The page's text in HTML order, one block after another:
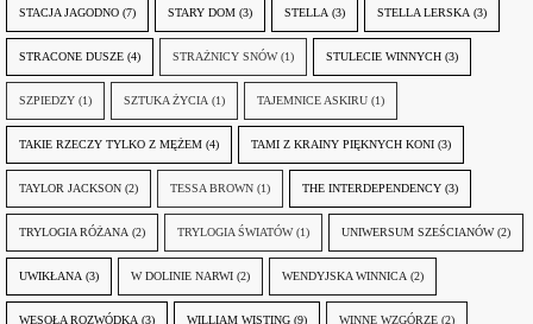
STACJA JAGODNO (7) STARY DOM (3) STELLA (3) STELLA LERSKA (3)
STRACONE DUSZE (4) STRAŻNICY SNÓW (1) STULECIE WINNYCH (3)
SZPIEDZY (1) SZTUKA ŻYCIA (1) TAJEMNICE ASKIRU (1)
TAKIE RZECZY TYLKO Z MĘŻEM (4) TAMI Z KRAINY PIĘKNYCH KONI (3)
TAYLOR JACKSON (2) TESSA BROWN (1) THE INTERDEPENDENCY (3)
TRYLOGIA RÓŻANA (2) TRYLOGIA ŚWIATÓW (1) UNIWERSUM SZEŚCIANÓW (2)
UWIKŁANA (3) W DOLINIE NARWI (2) WENDYJSKA WINNICA (2)
WESOŁA ROZWÓDKA (3) WILLIAM WISTING (9) WINNE WZGÓRZE (2)